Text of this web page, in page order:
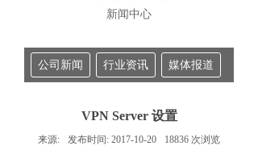
新闻中心
公司新闻 行业资讯 媒体报道
VPN Server 设置
来源: 发布时间: 2017-10-20 18836 次浏览